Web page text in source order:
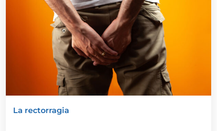
La rectorragia